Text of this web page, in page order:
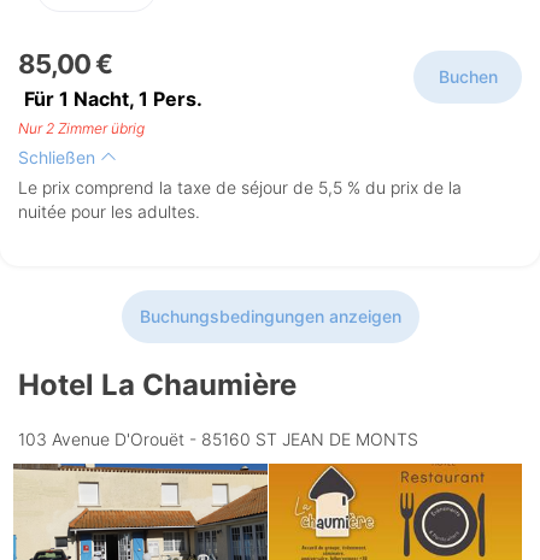
85,00 €
Für 1 Nacht, 1 Pers.
Buchen
Nur 2 Zimmer übrig
Schließen
Le prix comprend la taxe de séjour de 5,5 % du prix de la
nuitée pour les adultes.
Buchungsbedingungen anzeigen
Hotel La Chaumière
103 Avenue D'Orouët - 85160 ST JEAN DE MONTS